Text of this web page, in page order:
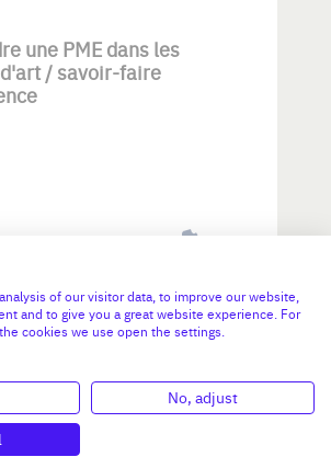
une PME dans les
/ savoir-faire
max:
5 M€of our visitor data, to improve our website,
and to give you a great website experience. For
cookies we use open the settings.
No, adjust